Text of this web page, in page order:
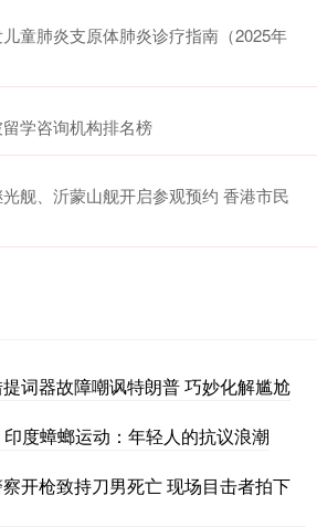
童肺炎支原体肺炎诊疗指南（2025年
学咨询机构排名榜
舰、沂蒙山舰开启参观预约 香港市民
词器故障嘲讽特朗普 巧妙化解尴尬
度蟑螂运动：年轻人的抗议浪潮
开枪致持刀男死亡 现场目击者拍下